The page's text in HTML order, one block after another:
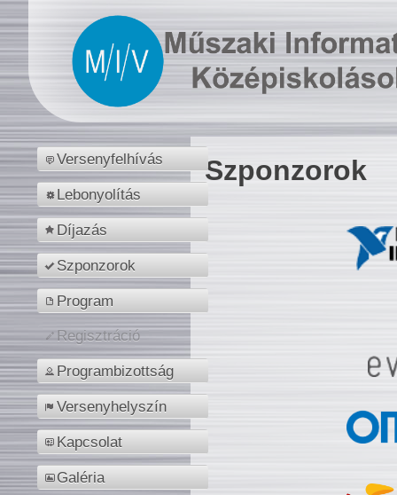
Versenyfelhívás
Lebonyolítás
Díjazás
Szponzorok
Program
Regisztráció
Programbizottság
Versenyhelyszín
Kapcsolat
Galéria
Szponzorok